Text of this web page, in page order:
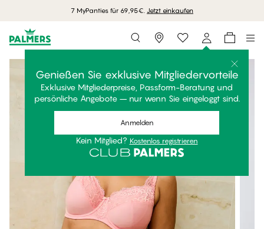
7 MyPanties für 69,95€. Jetzt einkaufen
Storefinder
Genießen Sie exklusive Mitgliedervorteile
Exklusive Mitgliederpreise, Passform-Beratung und
persönliche Angebote – nur wenn Sie eingeloggt sind.
Anmelden
Kein Mitglied? Kostenlos registrieren